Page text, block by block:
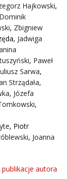
Hajkowski,
Dominik
, Zbigniew
, Jadwiga
, Paweł
Sarwa,
Strządała,
, Józefa
,
, Piotr
, Joanna
autora